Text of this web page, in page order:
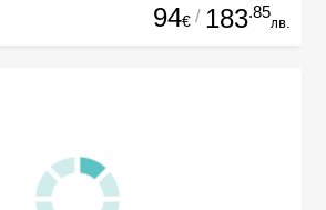
94€ / 183.85
лв.